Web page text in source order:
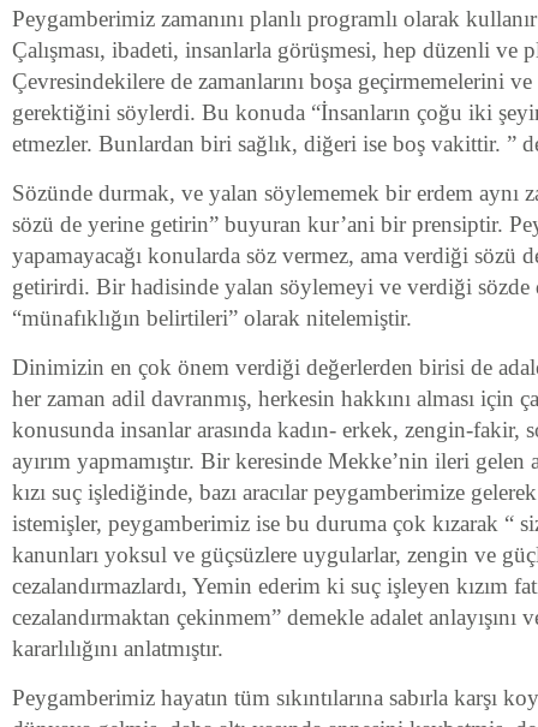
Peygamberimiz zamanını planlı programlı olarak
Çalışması, ibadeti, insanlarla görüşmesi, hep düzenli ve
Çevresindekilere de zamanlarını boşa geçirmemelerini
gerektiğini söylerdi. Bu konuda “İnsanların çoğu iki
etmezler. Bunlardan biri sağlık, diğeri ise boş vakittir. ”
Sözünde durmak, ve yalan söylememek bir erdem aynı
sözü de yerine getirin” buyuran kur’ani bir prensiptir.
yapamayacağı konularda söz vermez, ama verdiği sözü
getirirdi. Bir hadisinde yalan söylemeyi ve verdiği sözde
“münafıklığın belirtileri” olarak nitelemiştir.
Dinimizin en çok önem verdiği değerlerden birisi de
her zaman adil davranmış, herkesin hakkını alması için
konusunda insanlar arasında kadın- erkek, zengin-fakir,
ayırım yapmamıştır. Bir keresinde Mekke’nin ileri
kızı suç işlediğinde, bazı aracılar peygamberimize
istemişler, peygamberimiz ise bu duruma çok kızarak “
kanunları yoksul ve güçsüzlere uygularlar, zengin ve
cezalandırmazlardı, Yemin ederim ki suç işleyen kızım
cezalandırmaktan çekinmem” demekle adalet anlayışını
kararlılığını anlatmıştır.
Peygamberimiz hayatın tüm sıkıntılarına sabırla karşı